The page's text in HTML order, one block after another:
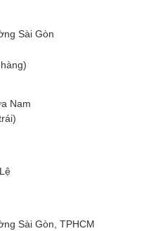
Sài Gòn
Nam
Sài Gòn, TPHCM